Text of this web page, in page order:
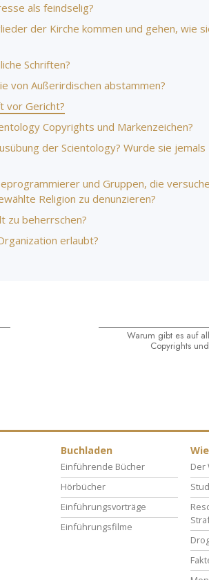
als feindselig?
der Kirche kommen und gehen, wie
Schriften?
von Außerirdischen abstammen?
vor Gericht?
Copyrights und Markenzeichen?
der Scientology? Wurde sie jemals
und Gruppen, die
Religion zu denunzieren?
zu beherrschen?
erlaubt?
Warum gibt es auf
Copyrights
Buchladen
Einführende Bücher
Hörbücher
Einführungsvorträge
Einführungsfilme
Der